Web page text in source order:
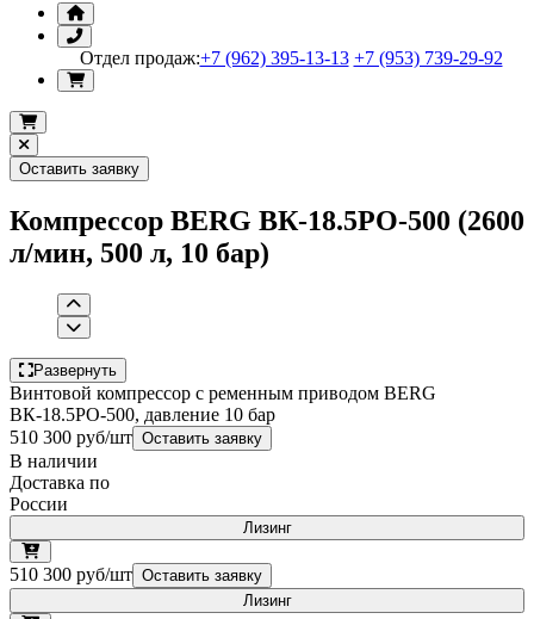
Отдел продаж:+7 (962) 395-13-13 +7 (953) 739-29-92
Оставить заявку
Компрессор BERG ВК-18.5РО-500 (2600
л/мин, 500 л, 10 бар)
Развернуть
Винтовой компрессор с ременным приводом BERG
ВК-18.5РО-500, давление 10 бар
510 300 руб/шт Оставить заявку
В наличии
Доставка по
России
Лизинг
510 300 руб/шт Оставить заявку
Лизинг